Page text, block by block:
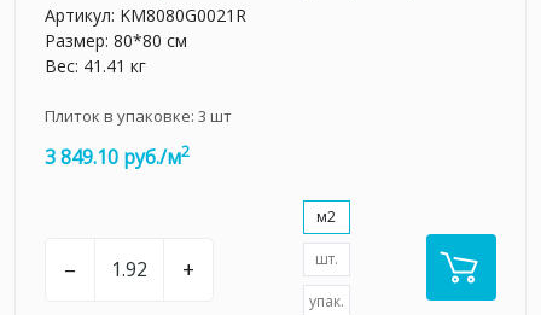
Артикул: KM8080G0021R
Размер: 80*80 см
Вес: 41.41 кг
Плиток в упаковке: 3 шт
3 849.10 руб./м2
– +
м2
шт.
упак.